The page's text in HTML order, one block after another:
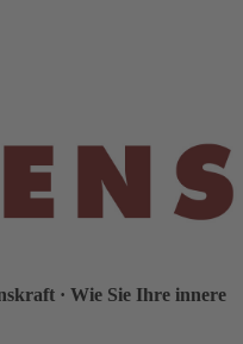
· Wie Sie Ihre innere